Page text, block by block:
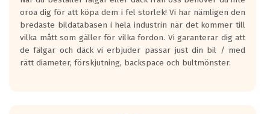
På däckmärkningen kommer det finnas
en symbol av ett däck med vågar. Hög
bullernivå markeras med svarta vågor
medans de vita vågorna påvisar om det är
ett tyst däck.
oroa dig för att köpa dem i fel storlek! Vi har nämligen den
bredaste bildatabasen i hela industrin när det kommer till
vilka mått som gäller för vilka fordon. Vi garanterar dig att
de fälgar och däck vi erbjuder passar just din bil / med
rätt diameter, förskjutning, backspace och bultmönster.